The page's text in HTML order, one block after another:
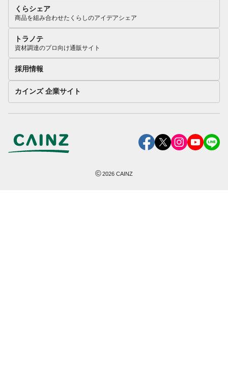
くらシェア
商品を組み合わせたくらしのアイデアシェア
トラノテ
資材調達のプロ向け通販サイト
採用情報
カインズ 企業サイト
©2026 CAINZ